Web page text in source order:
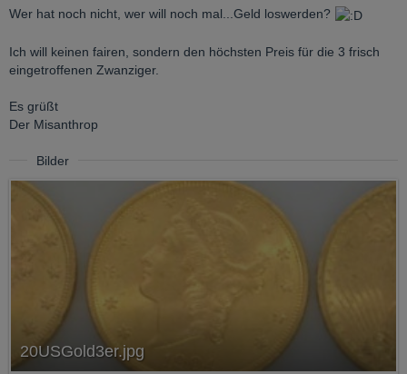
Wer hat noch nicht, wer will noch mal...Geld loswerden?
Ich will keinen fairen, sondern den höchsten Preis für die 3 frisch
eingetroffenen Zwanziger.
Es grüßt
Der Misanthrop
Bilder
20USGold3er.jpg